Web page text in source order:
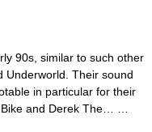
90s, similar to such other
Underworld. Their sound
in particular for their
Bike and Derek The… …